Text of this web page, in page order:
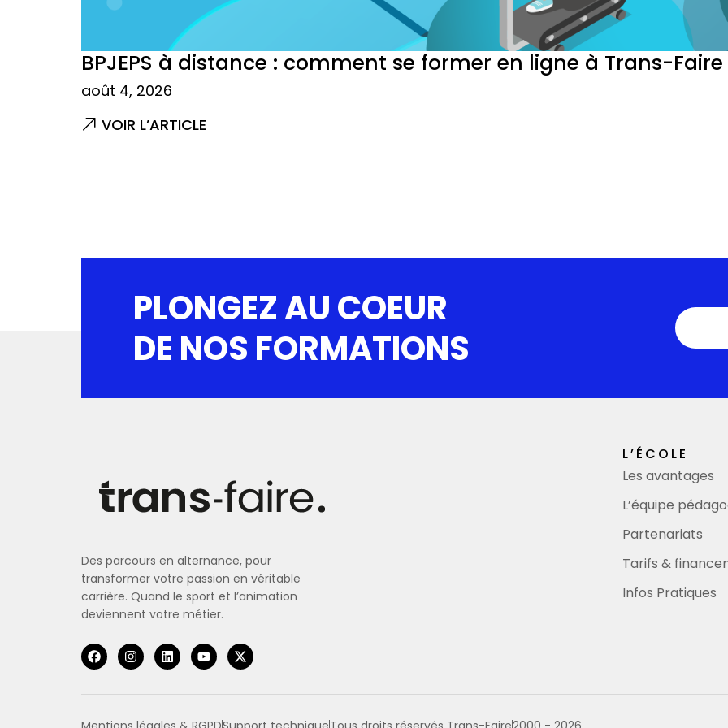
BPJEPS à distance : comment se former en ligne à Trans-Faire
août 4, 2026
VOIR L’ARTICLE
PLONGEZ AU COEUR
DE NOS FORMATIONS
Des parcours en alternance, pour
transformer votre passion en véritable
carrière. Quand le sport et l’animation
deviennent votre métier.
L’ÉCOLE
Les avantages
L’équipe
Partenariats
Tarifs &
Infos Pratiques